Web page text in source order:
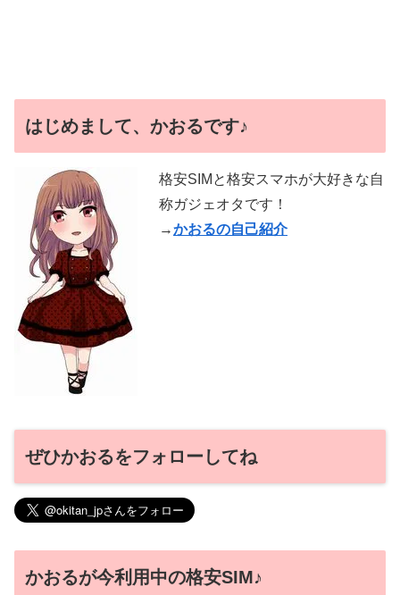
はじめまして、かおるです♪
格安SIMと格安スマホが大好きな自
称ガジェオタです！
→かおるの自己紹介
ぜひかおるをフォローしてね
かおるが今利用中の格安SIM♪